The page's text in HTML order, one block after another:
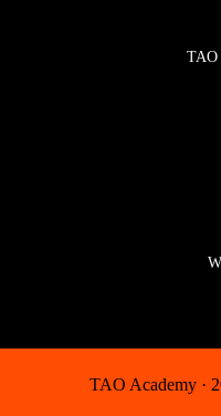
TAO
TAO Academy ·